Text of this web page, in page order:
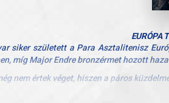
EURÓPA
siker született a Para Asztalitenisz
míg Major Endre bronzérmet hozott
nem értek véget, hiszen a páros